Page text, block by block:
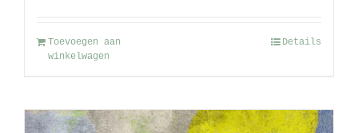
Toevoegen aan
winkelwagen
Details